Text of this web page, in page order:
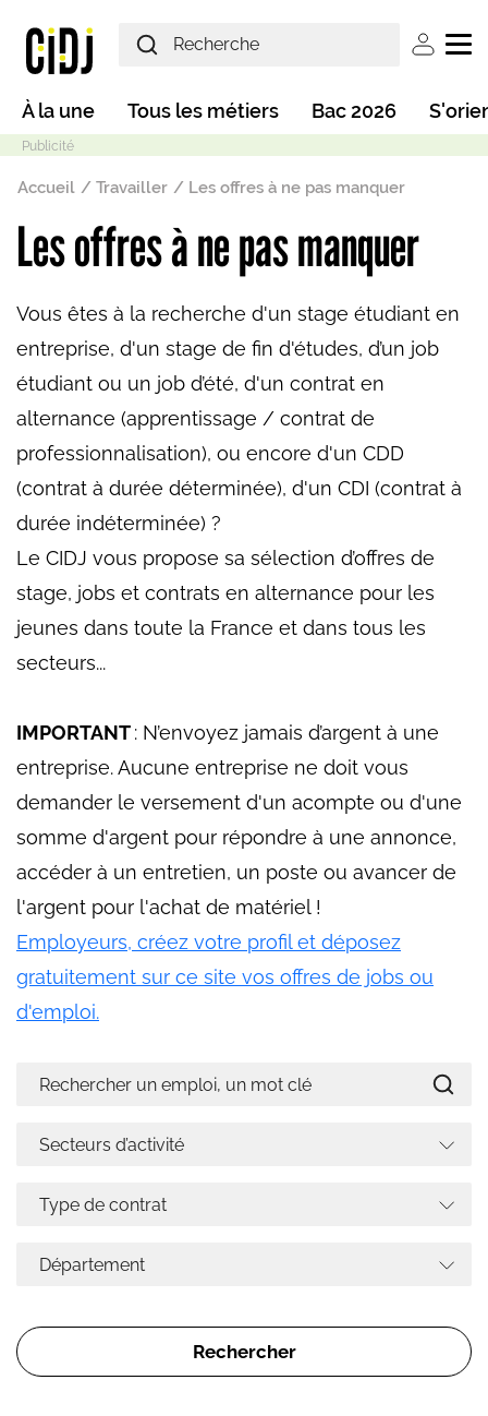
User
Main navigation
À la une Tous les métiers Bac 2026
Fil d'Ariane
Accueil Travailler Les offres à ne pas manquer
Les offres à ne pas manquer
Vous êtes à la recherche d'un stage étudiant en
entreprise, d'un stage de fin d'études, d’un job
étudiant ou un job d’été, d'un contrat en
alternance (apprentissage / contrat de
professionnalisation), ou encore d'un CDD
(contrat à durée déterminée), d'un CDI (contrat à
durée indéterminée) ?
Le CIDJ vous propose sa sélection d’offres de
stage, jobs et contrats en alternance pour les
jeunes dans toute la France et dans tous les
secteurs...
IMPORTANT: N’envoyez jamais d’argent à une
entreprise. Aucune entreprise ne doit vous
demander le versement d'un acompte ou d'une
somme d'argent pour répondre à une annonce,
accéder à un entretien, un poste ou avancer de
l'argent pour l'achat de matériel !
Employeurs, créez votre profil et déposez
gratuitement sur ce site vos offres de jobs ou
d'emploi.